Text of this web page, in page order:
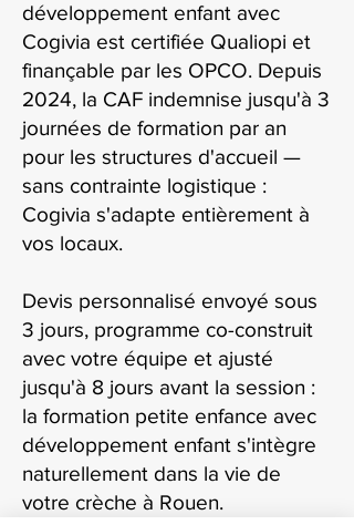
développement enfant avec
Cogivia est certifiée Qualiopi et
finançable par les OPCO. Depuis
2024, la CAF indemnise jusqu'à 3
journées de formation par an
pour les structures d'accueil —
sans contrainte logistique :
Cogivia s'adapte entièrement à
vos locaux.
Devis personnalisé envoyé sous
3 jours, programme co-construit
avec votre équipe et ajusté
jusqu'à 8 jours avant la session :
la formation petite enfance avec
développement enfant s'intègre
naturellement dans la vie de
votre crèche à Rouen.